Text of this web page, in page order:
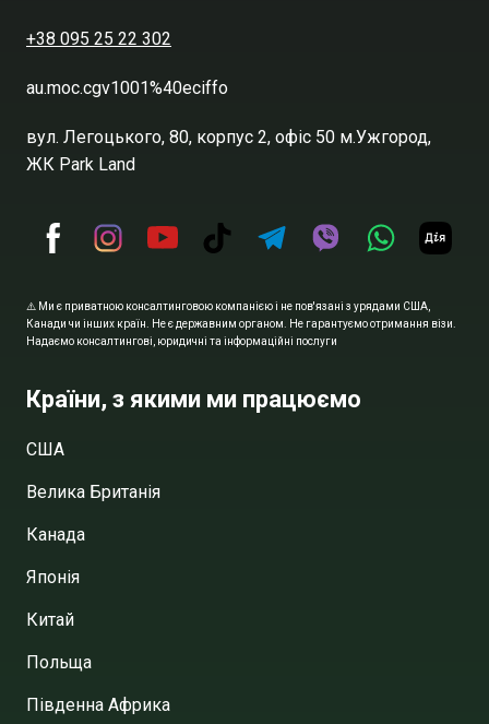
+38 095 25 22 302
au.moc.cgv1001%40eciffo
вул. Легоцького, 80, корпус 2, офіс 50 м.Ужгород,
ЖК Park Land
⚠️ Ми є приватною консалтинговою компанією і не пов'язані з урядами США,
Канади чи інших країн. Не є державним органом. Не гарантуємо отримання візи.
Надаємо консалтингові, юридичні та інформаційні послуги
Країни, з якими ми працюємо
США
Велика Британія
Канада
Японія
Китай
Польща
Південна Африка